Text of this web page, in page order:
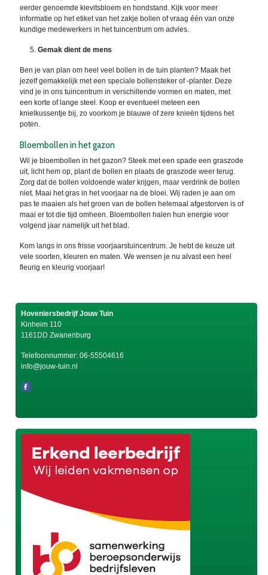
eerder genoemde kievitsbloem en hondstand. Kijk voor meer
informatie op het etiket van het zakje bollen of vraag één van onze
kundige medewerkers in het tuincentrum om advies.
Gemak dient de mens
Ben je van plan om heel veel bollen in de tuin planten? Maak het
jezelf gemakkelijk met een speciale bollensteker of -planter. Deze
vind je in ons tuincentrum in verschillende vormen en maten, met
een korte of lange steel. Koop er eventueel meteen een
knielkussentje bij, zo voorkom je blauwe of zere knieën tijdens het
poten.
Bloembollen in het gazon
Wil je bloembollen in het gazon? Steek met een spade een graszode
uit, licht hem op, plant de bollen en plaats de graszode weer terug.
Zorg dat de bollen voldoende water krijgen, maar verdrink de bollen
niet. Maai het gras in het voorjaar na de bloei. Wij raden je aan om
pas te maaien als het groen van de bollen helemaal afgestorven is of
maai er tot die tijd omheen. Bloembollen halen hun energie voor
volgend jaar namelijk uit het blad.
Kom langs in ons frisse voorjaarstuincentrum. Je hebt de keuze uit
vele soorten, kleuren en maten. We wensen je nu alvast een heel
fleurig en kleurig voorjaar!
Hoveniersbedrijf Jouw Tuin
Kinheim 110
1161DD Zwanenburg
Telefoonnummer: 06-55504616
info@jouw-tuin.nl